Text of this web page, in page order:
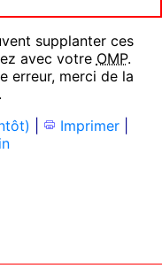
supplanter ces
avec votre OMP.
erreur, merci de la
.
Imprimer|